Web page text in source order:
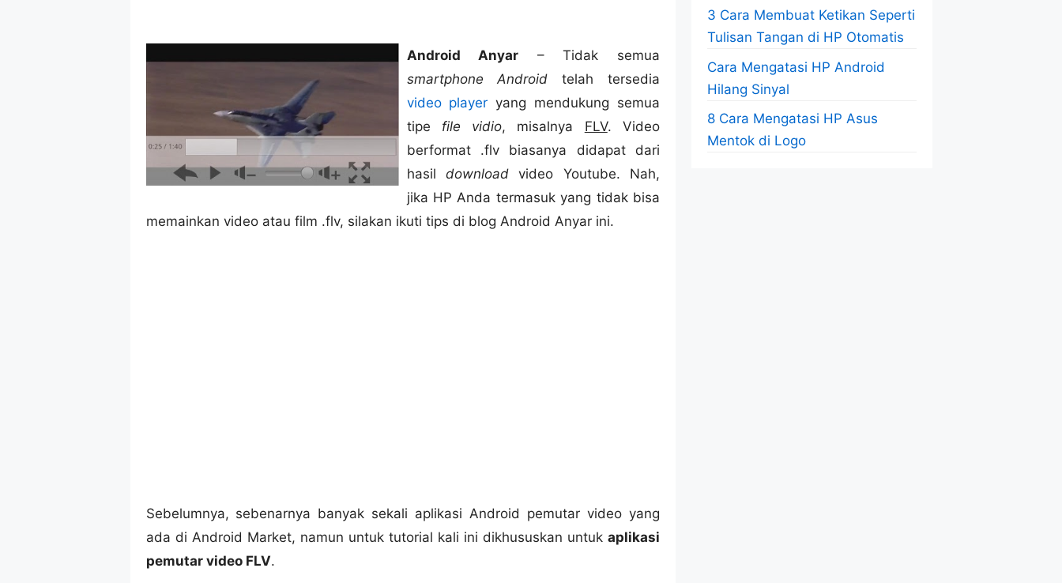
Android Anyar – Tidak semua
smartphone Android telah tersedia
video player yang mendukung semua
tipe file vidio, misalnya FLV. Video
berformat .flv biasanya didapat dari
hasil downloadvideo Youtube. Nah,
jika HP Anda termasuk yang tidak bisa
memainkan video atau film .flv, silakan ikuti tips di blog Android Anyar ini.
Sebelumnya, sebenarnya banyak sekali aplikasi Android pemutar video yang
ada di Android Market, namun untuk tutorial kali ini dikhususkan untuk aplikasi
pemutar video FLV.
3 Cara Membuat Ketikan Seperti
Tulisan Tangan di HP Otomatis
Cara Mengatasi HP Android
Hilang Sinyal
8 Cara Mengatasi HP Asus
Mentok di Logo